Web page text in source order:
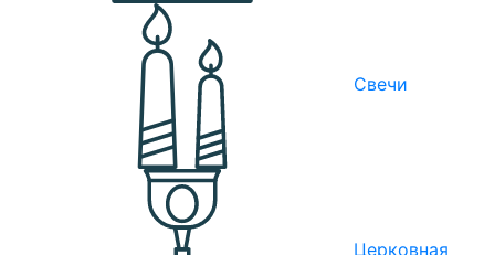
Свечи
Церковная